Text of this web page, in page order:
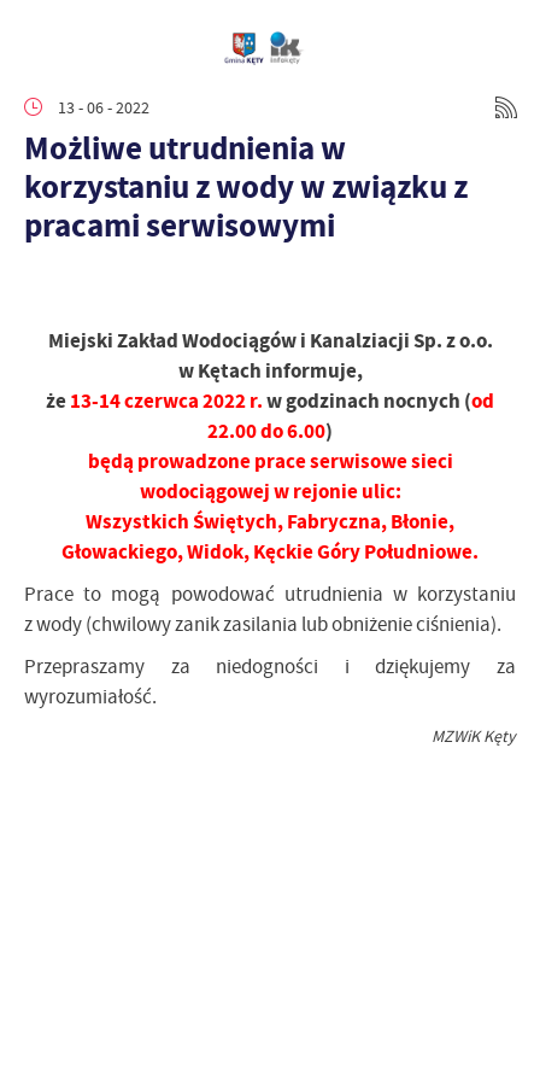
13 - 06 - 2022
Możliwe utrudnienia w
korzystaniu z wody w związku z
pracami serwisowymi
Miejski Zakład Wodociągów i Kanalziacji Sp. z o.o.
w Kętach informuje,
że13-14 czerwca 2022r.w godzinach nocnych (od
22.00 do 6.00)
będą prowadzone prace serwisowe sieci
wodociągowej w rejonie ulic:
Wszystkich Świętych, Fabryczna, Błonie,
Głowackiego, Widok, Kęckie Góry Południowe.
Prace to mogą powodować utrudnienia w korzystaniu
z wody (chwilowy zanik zasilania lub obniżenie ciśnienia).
Przepraszamy za niedogności i dziękujemy za
wyrozumiałość.
MZWiK Kęty